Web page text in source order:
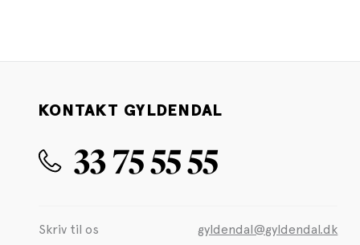
KONTAKT GYLDENDAL
33 75 55 55
Skriv til os gyldendal@gyldendal.dk